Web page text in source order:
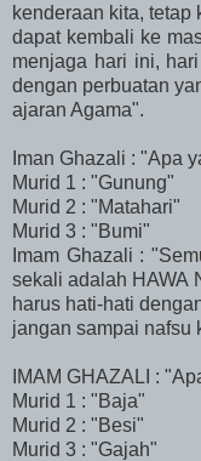
kenderaan kita, tetap
dapat kembali ke
menjaga hari ini,
dengan perbuatan
ajaran Agama".
Iman Ghazali : "Apa
Murid 1 : "Gunung"
Murid 2 : "Matahari"
Murid 3 : "Bumi"
Imam Ghazali :
sekali adalah HAWA
harus hati-hati
jangan sampai nafsu
IMAM GHAZALI :
Murid 1 : "Baja"
Murid 2 : "Besi"
Murid 3 : "Gajah"